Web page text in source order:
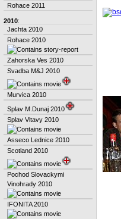
Rohace 2011
2010:
Jachta 2010
Rohace 2010
Zahorska Ves 2010
Svadba M&J 2010
Murvica 2010
Splav M.Dunaj 2010
Splav Vltavy 2010
Asseco Lednice 2010
Scotland 2010
Pochod Slovackymi
Vinohrady 2010
IFONITA 2010